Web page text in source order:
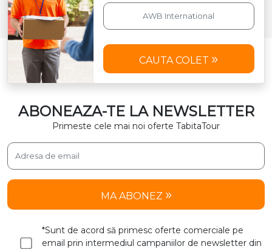
CAUTA COLET
ABONEAZA-TE LA NEWSLETTER
Primeste cele mai noi oferte TabitaTour
MA ABONEZ
*Sunt de acord să primesc oferte comerciale pe
email prin intermediul campaniilor de newsletter din